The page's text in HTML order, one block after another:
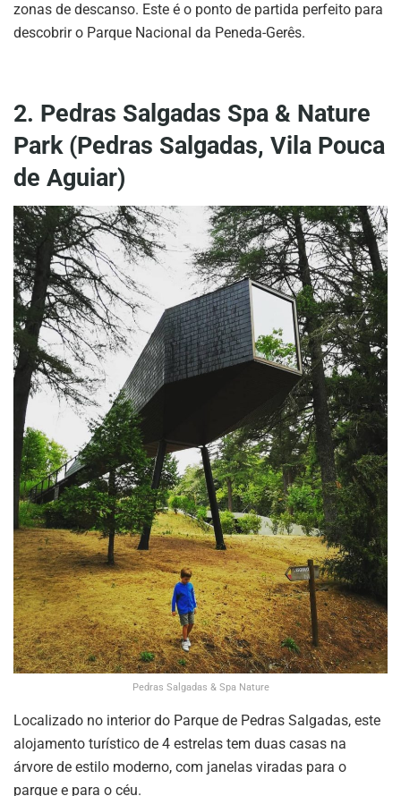
zonas de descanso. Este é o ponto de partida perfeito para
descobrir o Parque Nacional da Peneda-Gerês.
2. Pedras Salgadas Spa & Nature
Park (Pedras Salgadas, Vila Pouca
de Aguiar)
Pedras Salgadas & Spa Nature
Localizado no interior do Parque de Pedras Salgadas, este
alojamento turístico de 4 estrelas tem duas casas na
árvore de estilo moderno, com janelas viradas para o
parque e para o céu.